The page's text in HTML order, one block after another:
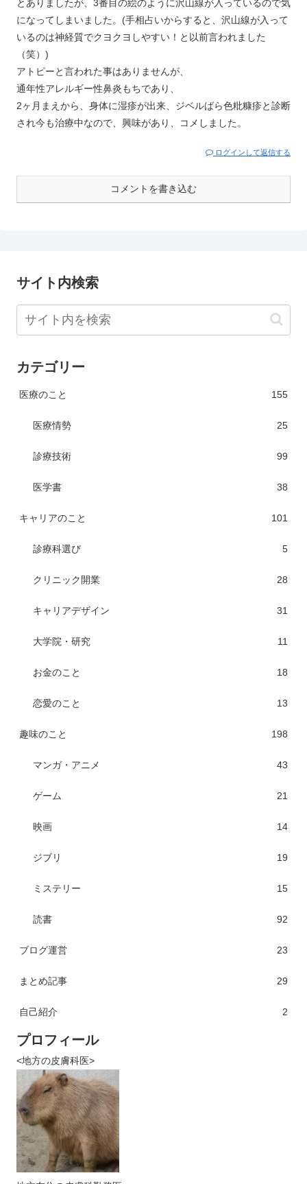
とありましたが、3番目の絵のように沢山線が入っているので気
になってしまいました。(手相占いからすると、沢山線が入って
いるのは神経質でクヨクヨしやすい！と以前言われました
（笑）)
アトピーと言われた事はありませんが、
通年性アレルギー性鼻炎もちであり、
2ヶ月まえから、身体に湿疹が出来、ジベルばら色粃糠疹と診断
され今も治療中なので、興味があり、コメしました。
ログインして返信する
コメントを書き込む
サイト内検索
カテゴリー
医療のこと 155
医療情勢 25
診療技術 99
医学書 38
キャリアのこと 101
診療科選び 5
クリニック開業 28
キャリアデザイン 31
大学院・研究 11
お金のこと 18
恋愛のこと 13
趣味のこと 198
マンガ・アニメ 43
ゲーム 21
映画 14
ジブリ 19
ミステリー 15
読書 92
ブログ運営 23
まとめ記事 29
自己紹介 2
プロフィール
<地方の皮膚科医>